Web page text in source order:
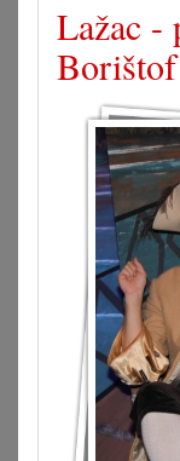
Lažac -
Borištof